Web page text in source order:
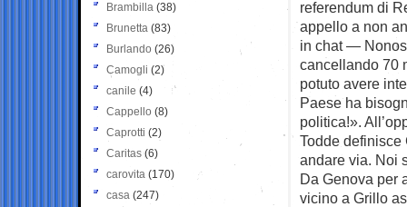
referendum di
appello a non
in chat —
cancellando 70
potuto avere
Paese ha
politica!».
Todde
andare via. Noi
Da Genova per
vicino a Grillo
Brambilla (38)
Brunetta (83)
Burlando (26)
Camogli (2)
canile (4)
Cappello (8)
Caprotti (2)
Caritas (6)
carovita (170)
casa (247)